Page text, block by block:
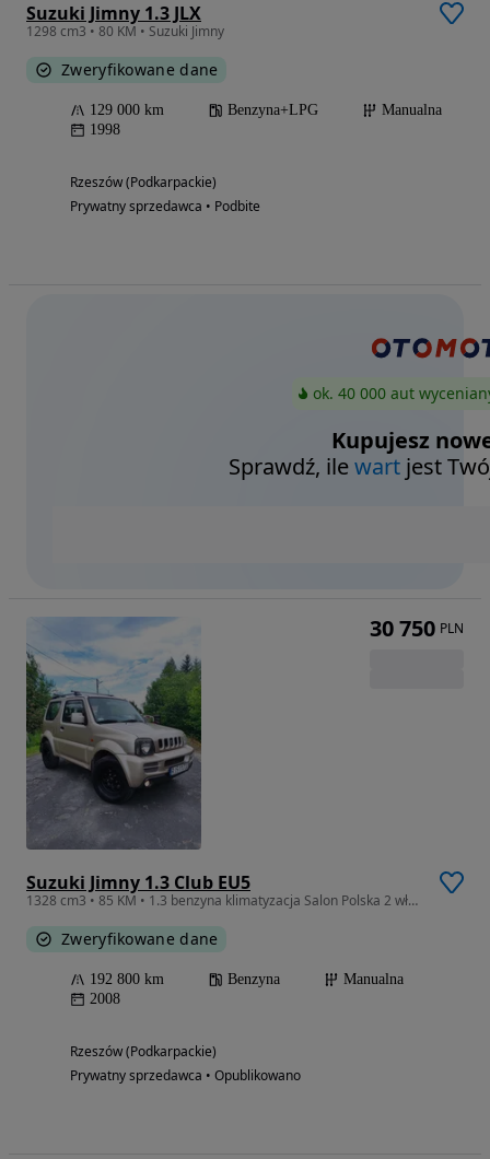
Suzuki Jimny 1.3 JLX
1298 cm3 • 80 KM • Suzuki Jimny
Zweryfikowane dane
129 000 km Benzyna+LPG
Manualna
1998
Rzeszów (Podkarpackie)
Prywatny sprzedawca • Podbite
ok. 40 000 aut
Kupujesz
Sprawdź, ilewart jest
Suzuki Jimny 1.3 Club EU5
1328 cm3 • 85 KM • 1.3 benzyna klimatyzacja Salon Polska 2 właściciel
Zweryfikowane dane
192 800 km Benzyna
Manualna
2008
Rzeszów (Podkarpackie)
Prywatny sprzedawca • Opublikowano
30 750 PLN